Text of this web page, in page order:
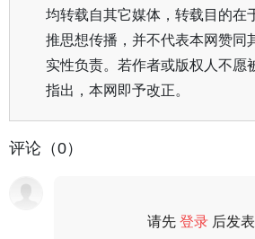
均转载自其它媒体，转载目的在
推思想传播，并不代表本网赞同
实性负责。若作者或版权人不愿
指出，本网即予改正。
评论（0）
请先登录 后发